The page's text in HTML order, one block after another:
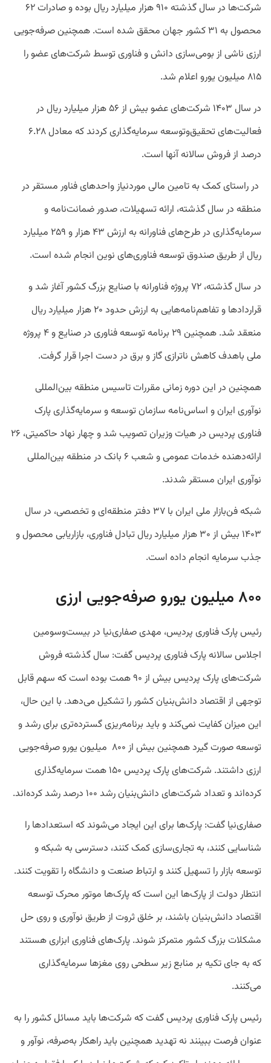
شرکت‌ها در سال گذشته ۹۱۰ هزار میلیارد ریال بوده و صادرات ۶۲
محصول به ۳۱ کشور جهان محقق شده است. همچنین صرفه‌جویی
ارزی ناشی از بومی‌سازی دانش و فناوری توسط شرکت‌های عضو را
۸۱۵ میلیون یورو اعلام شد.
در سال ۱۴۰۳ شرکت‌های عضو بیش از ۵۶ هزار میلیارد ریال در
فعالیت‌های تحقیق‌وتوسعه سرمایه‌گذاری کردند که معادل ۶.۲۸
درصد از فروش سالانه آنها است.
در راستای کمک به تامین مالی موردنیاز واحدهای فناور مستقر در
منطقه در سال گذشته، ارائه تسهیلات، صدور ضمانت‌نامه و
سرمایه‌گذاری در طرح‌های فناورانه به ارزش ۴۳ هزار و ۲۵۹ میلیارد
ریال از طریق صندوق توسعه فناوری‌های نوین انجام شده است.
در سال گذشته، ۷۲ پروژه فناورانه با صنایع بزرگ کشور آغاز شد و
قراردادها و تفاهم‌نامه‌هایی به ارزش حدود ۲۰ هزار میلیارد ریال
منعقد شد. همچنین ۲۹ برنامه توسعه فناوری در صنایع و ۴ پروژه
ملی باهدف کاهش ناترازی گاز و برق در دست اجرا قرار گرفت.
همچنین در این دوره زمانی مقررات تاسیس منطقه بین‌المللی
نوآوری ایران و اساس‌نامه سازمان توسعه و سرمایه‌گذاری پارک
فناوری پردیس در هیات وزیران تصویب شد و چهار نهاد حاکمیتی، ۲۶
ارائه‌دهنده خدمات عمومی و شعب ۶ بانک در منطقه بین‌المللی
نوآوری ایران مستقر شدند.
شبکه فن‌بازار ملی ایران با ۳۷ دفتر منطقه‌ای و تخصصی، در سال
۱۴۰۳ بیش از ۳۰ هزار میلیارد ریال تبادل فناوری، بازاریابی محصول و
جذب سرمایه انجام داده است.
۸۰۰ میلیون یورو صرفه‌جویی ارزی
رئیس پارک فناوری پردیس، مهدی صفاری‌نیا در بیست‌وسومین
اجلاس سالانه‌ پارک فناوری پردیس گفت: سال گذشته فروش
شرکت‌های پارک پردیس بیش از ۹۰ همت بوده است که سهم قابل
توجهی از اقتصاد دانش‌بنیان کشور را تشکیل می‌دهد. با این حال،
این میزان کفایت نمی‌کند و باید برنامه‌ریزی گسترده‌تری برای رشد و
توسعه صورت گیرد همچنین بیش از ۸۰۰ میلیون یورو صرفه‌جویی
ارزی داشتند. شرکت‌های پارک پردیس ۱۵۰ همت سرمایه‌گذاری
کرده‌اند و تعداد شرکت‌های دانش‌بنیان رشد ۱۰۰ درصد رشد کرده‌اند.
صفاری‌نیا گفت: پارک‌ها برای این ایجاد می‌شوند که استعدادها را
شناسایی کنند، به تجاری‌سازی کمک کنند، دسترسی به شبکه و
توسعه بازار را تسهیل کنند و ارتباط صنعت و دانشگاه را تقویت کنند.
انتطار دولت از پارک‌ها این است که پارک‌ها موتور محرک توسعه
اقتصاد دانش‌بنیان باشند، بر خلق ثروت از طریق نوآوری و روی حل
مشکلات بزرگ کشور متمرکز شوند. پارک‌های فناوری ابزاری هستند
که به جای تکیه بر منابع زیر سطحی روی مغزها سرمایه‌گذاری
می‌کنند.
رئیس پارک فناوری پردیس گفت که شرکت‌ها باید مسائل کشور را به
عنوان فرصت ببینند نه تهدید همچنین باید راهکار به‌صرفه، نوآور و